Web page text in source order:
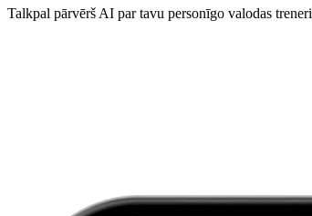
Talkpal pārvērš AI par tavu personīgo valodas treneri